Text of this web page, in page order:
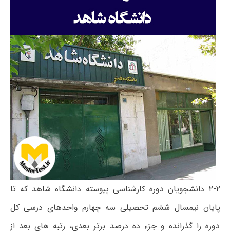
۲-۲ دانشجویان دوره کارشناسی پیوسته دانشگاه شاهد که تا
پایان نیمسال ششم تحصیلی سه چهارم واحدهای درسی کل
دوره را گذرانده و جزء ده درصد برتر بعدی، رتبه های بعد از